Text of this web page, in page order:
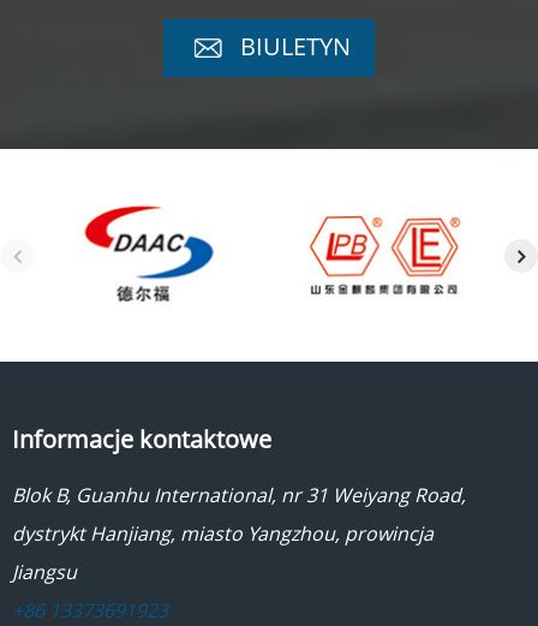
BIULETYN
Informacje kontaktowe
Blok B, Guanhu International, nr 31 Weiyang Road,
dystrykt Hanjiang, miasto Yangzhou, prowincja
Jiangsu
+86 13373691923